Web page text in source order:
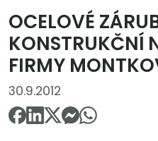
OCELOVÉ
KONSTRUKČNÍ
FIRMY
30.9.2012